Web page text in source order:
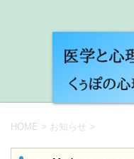
HOME > お知らせ >